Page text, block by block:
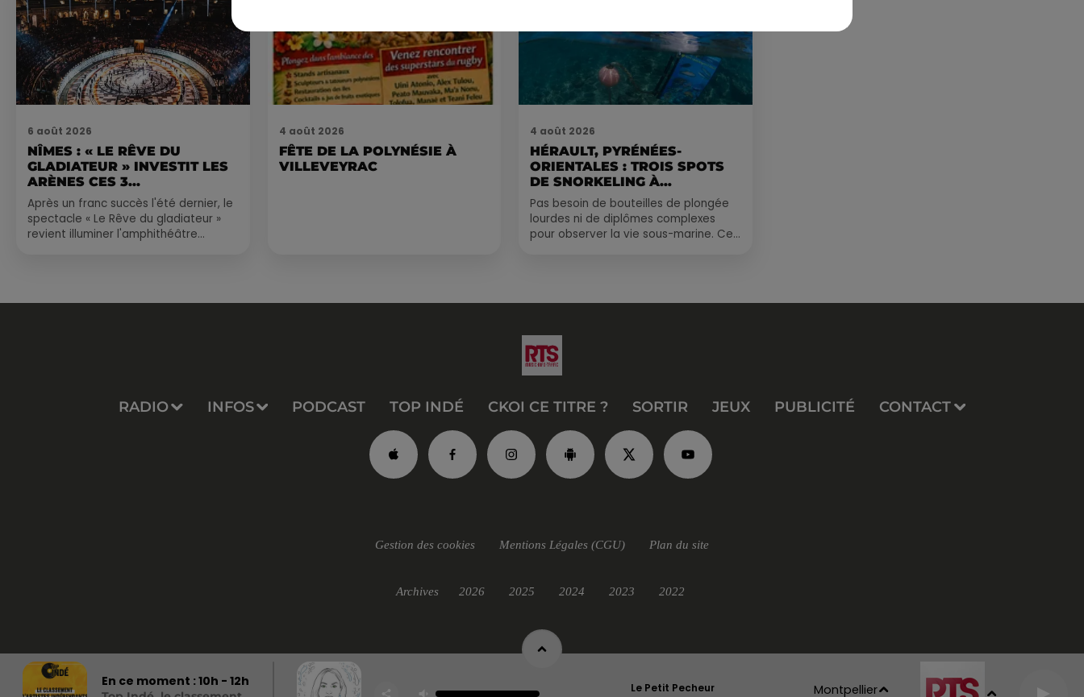
6 août 2026
NÎMES : « LE RÊVE DU
GLADIATEUR » INVESTIT LES
ARÈNES CES 3...
Après un franc succès l'été dernier, le
spectacle « Le Rêve du gladiateur »
revient illuminer l'amphithéâtre
4 août 2026
FÊTE DE LA POLYNÉSIE À
VILLEVEYRAC
4 août 2026
HÉRAULT, PYRÉNÉES-
ORIENTALES : TROIS SPOTS
DE SNORKELING À
EXPLORER...
Pas besoin de bouteilles de plongée
lourdes ni de diplômes complexes
pour observer la vie sous-marine. Cet
RADIO INFOS PODCAST TOP INDÉ CKOI CE TITRE ? SORTIR JEUX PUBLICITÉ CONTACT
En ce moment :10h - 12h Le Petit Pecheur Montpellier
Gestion des cookies Mentions Légales (CGU) Plan du site
Archives 2026 2025 2024 2023 2022